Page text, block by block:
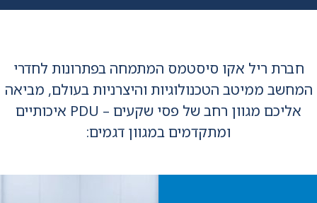
חברת ריל אקו סיסטמס המתמחה בפתרונות לחדרי
המחשב ממיטב הטכנולוגיות והיצרניות בעולם, מביאה
אליכם מגוון רחב של פסי שקעים – PDU איכותיים
ומתקדמים במגוון דגמים: